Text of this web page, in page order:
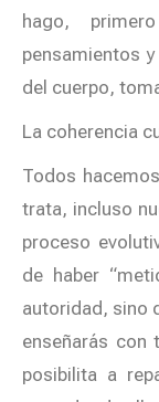
hago,
pensamientos
del cuerpo,
La coherencia
Todos
trata, incluso
proceso
de haber
autoridad, sino
enseñarás con
posibilita a